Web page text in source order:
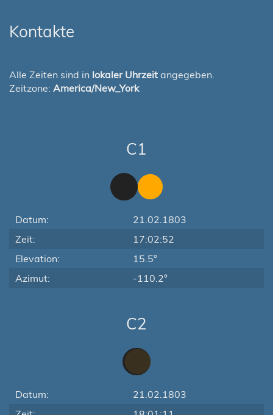
Kontakte
Alle Zeiten sind in lokaler Uhrzeit angegeben.
Zeitzone: America/New_York
C1
Datum:
21.02.1803
Zeit:
17:02:52
Elevation:
15.5°
Azimut:
-110.2°
C2
Datum:
21.02.1803